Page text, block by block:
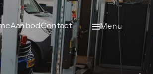
Aanbod Contact Menu